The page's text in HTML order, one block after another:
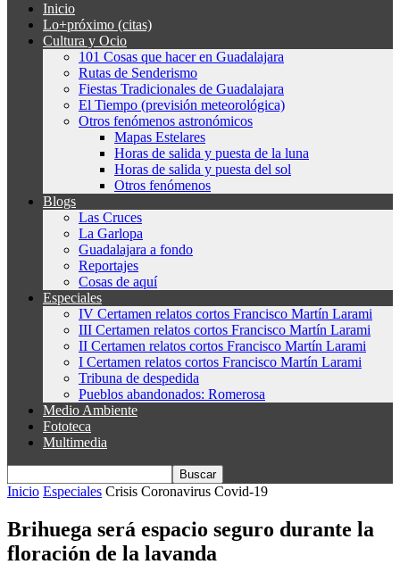
Inicio
Lo+próximo (citas)
Cultura y Ocio
101 Cosas que hacer en Guadalajara
Rutas de Senderismo
Fiestas Tradicionales de Guadalajara
El Tiempo (previsión meteorológica)
Otros fenómenos astronómicos
Mapas Estelares
Horas de salida y puesta de la luna
Horas de salida y puesta del sol
Otros fenómenos
Blogs
Las Cruces
La Garlopa
Guadalajara a fondo
Reportajes
Cosas de aquí
Especiales
IV Certamen relatos cortos Francisco Martín Larami
III Certamen relatos cortos Francisco Martín Larami
II Certamen relatos cortos Francisco Martín Larami
I Certamen relatos cortos Francisco Martín Larami
Tribuna de despedida
Pueblos abandonados: Romerosa
Medio Ambiente
Fototeca
Multimedia
Inicio Especiales Crisis Coronavirus Covid-19
Brihuega será espacio seguro durante la
floración de la lavanda